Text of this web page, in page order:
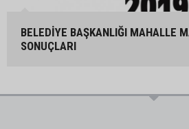
BELEDİYE BAŞKANLIĞI MAHALLE
SONUÇLARI